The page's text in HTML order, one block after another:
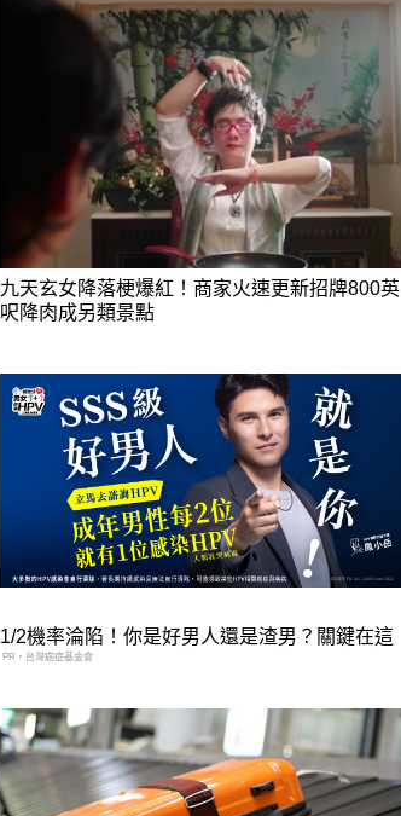
九天玄女降落梗爆紅！商家火速更新招牌800英
呎降肉成另類景點
1/2機率淪陷！你是好男人還是渣男？關鍵在這
PR・台灣癌症基金會